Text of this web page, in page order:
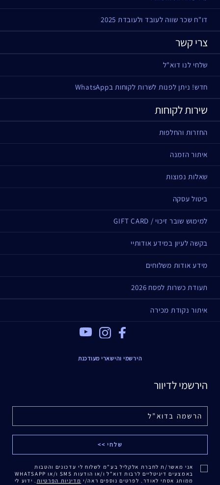
דו"ח שכר שווה לעובד ולעובדת 2025
צרי קשר
שלחי לנו דוא"ל
חדש! ניתן לפנות לשרות לקוחות בWhatsApp
שירות לקוחות
החזרות והחלפות
איתור הזמנה
שאלות נפוצות
ביטול עסקה
למימוש שובר זיכוי / GIFT CARD
בקשה לעיון במידע אודותיי
מידע אודות משלוחים
תעודת כשרות לפסח 2026
איתור נקודת מכירה
Facebook
הירשמי והישארי מעודכנת
הירשמי לדיוור
אני מאשר/ת לחברת אלקליל בע"מ לשלוח לי עדכונים והטבות
באמצעים דיגיטליים לרבות דוא"ל ו/או הודעות SMS ו/או WHATSAPP
ממותג אסתי לאודר. לפרטים נוספים ראה/י מדיניות הפרטיות . ידוע לי